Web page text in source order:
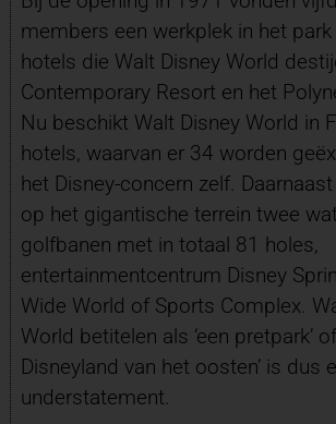
members een werkplek in het
hotels die Walt Disney World
Contemporary Resort en het
Nu beschikt Walt Disney World in
hotels, waarvan er 34 worden
het Disney-concern zelf.
op het gigantische terrein twee
golfbanen met in totaal 81 holes,
entertainmentcentrum Disney
Wide World of Sports Complex.
World betitelen als ‘een pretpark’ of
Disneyland van het oosten’ is dus
understatement.